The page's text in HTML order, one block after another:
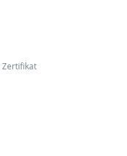
Zertifikat